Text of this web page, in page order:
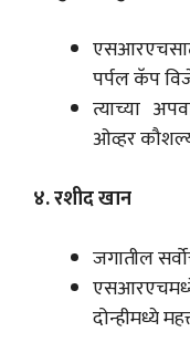
पर्पल कॅप
त्याच्या
ओव्हर
४. रशीद खान
जगातील
दोन्हीमध्ये